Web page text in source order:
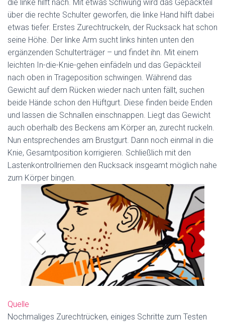
die linke hilft nach. Mit etwas Schwung wird das Gepäckteil
über die rechte Schulter geworfen, die linke Hand hilft dabei
etwas tiefer. Erstes Zurechtruckeln, der Rucksack hat schon
seine Höhe. Der linke Arm sucht links hinten unten den
ergänzenden Schulterträger – und findet ihn. Mit einem
leichten In-die-Knie-gehen einfädeln und das Gepäckteil
nach oben in Trageposition schwingen. Während das
Gewicht auf dem Rücken wieder nach unten fällt, suchen
beide Hände schon den Hüftgurt. Diese finden beide Enden
und lassen die Schnallen einschnappen. Liegt das Gewicht
auch oberhalb des Beckens am Körper an, zurecht ruckeln.
Nun entsprechendes am Brustgurt. Dann noch einmal in die
Knie, Gesamtposition korrigieren. Schließlich mit den
Lastenkontrollriemen den Rucksack insgeamt möglich nahe
zum Körper bingen.
Quelle
Nochmaliges Zurechtrücken, einiges Schritte zum Testen